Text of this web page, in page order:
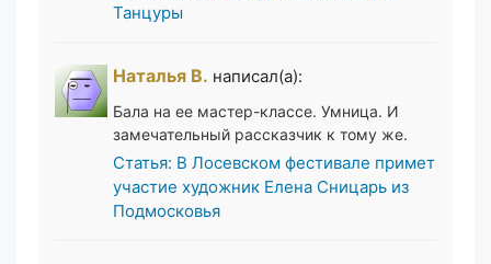
Танцуры
Наталья В. написал(а):
Бала на ее мастер-классе. Умница. И
замечательный рассказчик к тому же.
Статья: В Лосевском фестивале примет
участие художник Елена Сницарь из
Подмосковья